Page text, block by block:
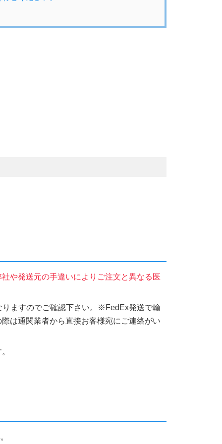
や発送元の手違いによりご注文と異なる医
ますのでご確認下さい。※FedEx発送で輸
は通関業者から直接お客様宛にご連絡がい